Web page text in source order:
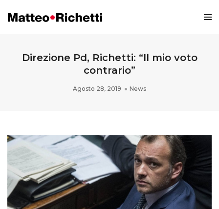
Direzione Pd, Richetti: “Il mio voto
contrario”
Agosto 28, 2019 News